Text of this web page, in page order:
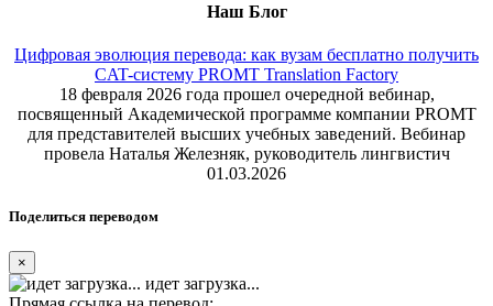
Наш Блог
Цифровая эволюция перевода: как вузам бесплатно получить
CAT-систему PROMT Translation Factory
18 февраля 2026 года прошел очередной вебинар,
посвященный Академической программе компании PROMT
для представителей высших учебных заведений. Вебинар
провела Наталья Железняк, руководитель лингвистич
01.03.2026
Поделиться переводом
×
идет загрузка...